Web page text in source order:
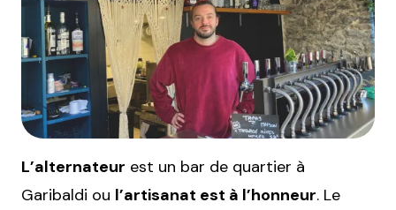
L’alternateur est un bar de quartier à
Garibaldi ou l’artisanat est à l’honneur. Le